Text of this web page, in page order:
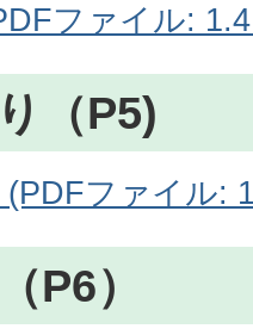
ファイル:
（P5)
ファイル:
P6）